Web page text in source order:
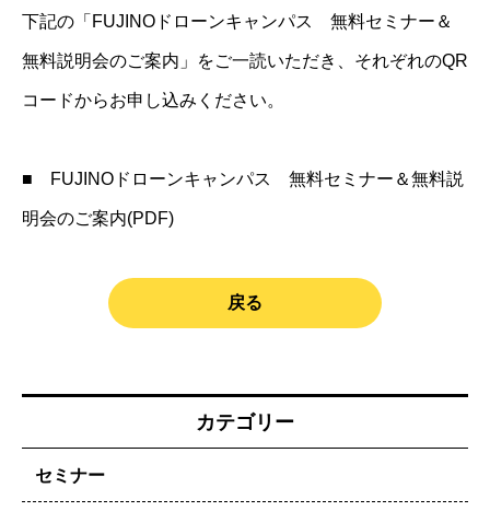
下記の「FUJINOドローンキャンパス 無料セミナー＆
無料説明会のご案内」をご一読いただき、それぞれのQR
コードからお申し込みください。
■ FUJINOドローンキャンパス 無料セミナー＆無料説
明会のご案内(PDF)
戻る
カテゴリー
セミナー